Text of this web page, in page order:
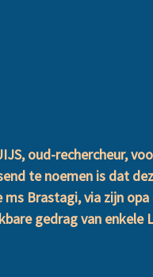
oud-rechercheur,
te noemen is dat
Brastagi, via zijn
gedrag van enkele